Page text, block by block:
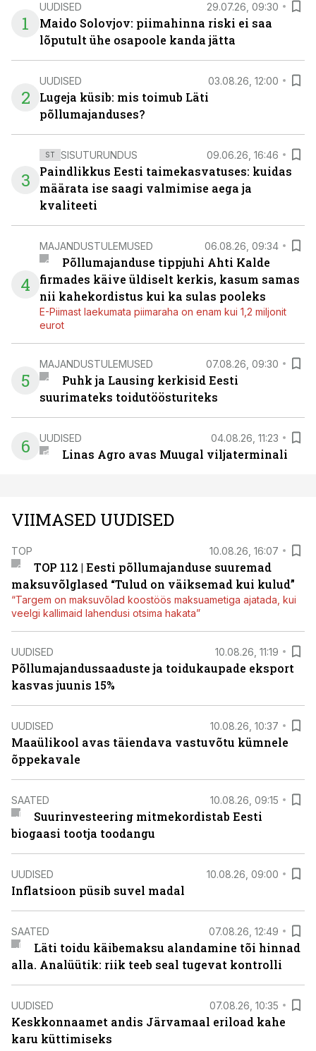
1
UUDISED 29.07.26, 09:30
Maido Solovjov: piimahinna riski ei saa
lõputult ühe osapoole kanda jätta
2
UUDISED 03.08.26, 12:00
Lugeja küsib: mis toimub Läti
põllumajanduses?
3
ST SISUTURUNDUS 09.06.26, 16:46
Paindlikkus Eesti taimekasvatuses: kuidas
määrata ise saagi valmimise aega ja
kvaliteeti
4
MAJANDUSTULEMUSED 06.08.26, 09:34
Põllumajanduse tippjuhi Ahti Kalde
firmades käive üldiselt kerkis, kasum samas
nii kahekordistus kui ka sulas pooleks
E-Piimast laekumata piimaraha on enam kui 1,2 miljonit
eurot
5
MAJANDUSTULEMUSED 07.08.26, 09:30
Puhk ja Lausing kerkisid Eesti
suurimateks toidutöösturiteks
6 UUDISED 04.08.26, 11:23
Linas Agro avas Muugal viljaterminali
VIIMASED UUDISED
TOP 10.08.26, 16:07
TOP 112 | Eesti põllumajanduse suuremad
maksuvõlglased “Tulud on väiksemad kui kulud”
“Targem on maksuvõlad koostöös maksuametiga ajatada, kui
veelgi kallimaid lahendusi otsima hakata”
UUDISED 10.08.26, 11:19
Põllumajandussaaduste ja toidukaupade eksport
kasvas juunis 15%
UUDISED 10.08.26, 10:37
Maaülikool avas täiendava vastuvõtu kümnele
õppekavale
SAATED 10.08.26, 09:15
Suurinvesteering mitmekordistab Eesti
biogaasi tootja toodangu
UUDISED 10.08.26, 09:00
Inflatsioon püsib suvel madal
SAATED 07.08.26, 12:49
Läti toidu käibemaksu alandamine tõi hinnad
alla. Analüütik: riik teeb seal tugevat kontrolli
UUDISED 07.08.26, 10:35
Keskkonnaamet andis Järvamaal eriload kahe
karu küttimiseks